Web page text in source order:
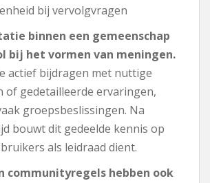
bij vervolgvragen
binnen een gemeenschap
bij het vormen van meningen.
actief bijdragen met nuttige
of gedetailleerde ervaringen,
groepsbeslissingen. Na
bouwt dit gedeelde kennis op
als leidraad dient.
communityregels hebben ook